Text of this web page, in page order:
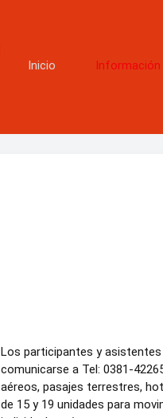
Inicio Información
Los participantes y
comunicarse a Tel: 0381-
aéreos, pasajes terrestres,
de 15 y 19 unidades para